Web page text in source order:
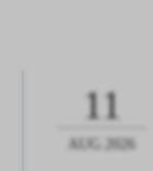
11
AUG.2026